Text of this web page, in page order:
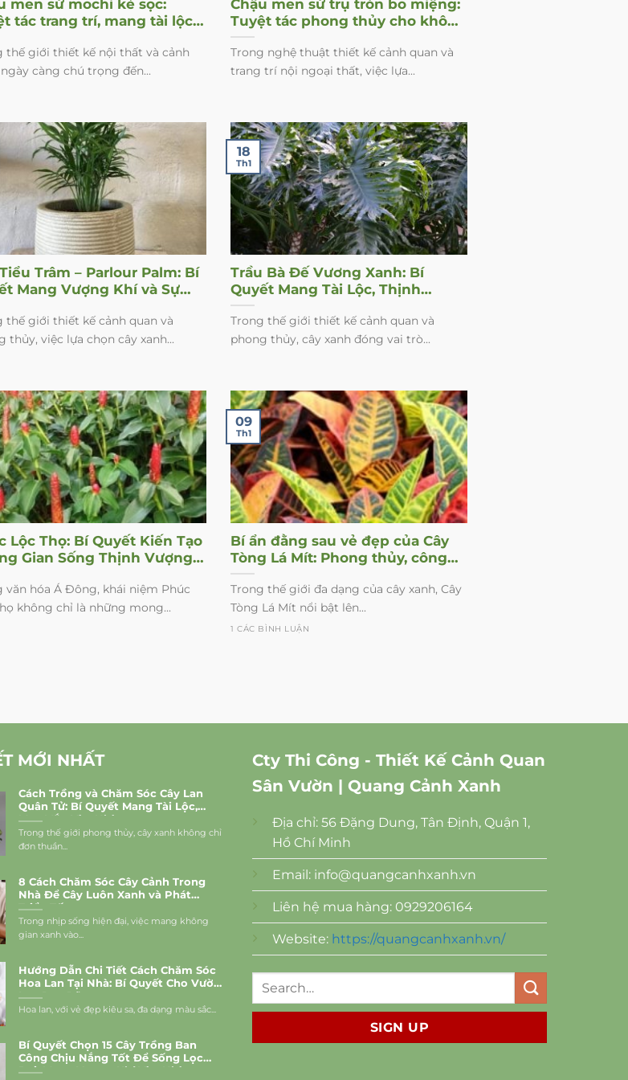
men sứ mochi kẻ sọc:
tác trang trí, mang tài lộc
thế giới thiết kế nội thất và cảnh
càng chú trọng đến...
Chậu men sứ trụ tròn bo miệng:
Tuyệt tác phong thủy cho không
gian sống
Trong nghệ thuật thiết kế cảnh quan và
trang trí nội ngoại thất, việc lựa...
Trâm – Parlour Palm: Bí
Mang Vượng Khí và Sự
Lọc Cho Ngôi Nhà Của
thế giới thiết kế cảnh quan và
thủy, việc lựa chọn cây xanh...
Trầu Bà Đế Vương Xanh: Bí
Quyết Mang Tài Lộc, Thịnh
Vượng Vào Không Gian Sống
Của Bạn
Trong thế giới thiết kế cảnh quan và
phong thủy, cây xanh đóng vai trò...
18
Th1
Lộc Thọ: Bí Quyết Kiến Tạo
Gian Sống Thịnh Vượng
Xanh Phong Thủy
văn hóa Á Đông, khái niệm Phúc
không chỉ là những mong...
Bí ẩn đằng sau vẻ đẹp của Cây
Tòng Lá Mít: Phong thủy, công
dụng và cách chăm sóc
Trong thế giới đa dạng của cây xanh, Cây
Tòng Lá Mít nổi bật lên...
1 CÁC BÌNH LUẬN
09
Th1
MỚI NHẤT
Cách Trồng và Chăm Sóc Cây Lan
Quân Tử: Bí Quyết Mang Tài Lộc,
May Mắn Vào Nhà
Trong thế giới phong thủy, cây xanh không chỉ
đơn thuần...
8 Cách Chăm Sóc Cây Cảnh Trong
Nhà Để Cây Luôn Xanh và Phát
Triển Tốt
Trong nhịp sống hiện đại, việc mang không
gian xanh vào...
Hướng Dẫn Chi Tiết Cách Chăm Sóc
Hoa Lan Tại Nhà: Bí Quyết Cho Vườn
Lan Rực Rỡ
Hoa lan, với vẻ đẹp kiêu sa, đa dạng màu sắc...
Bí Quyết Chọn 15 Cây Trồng Ban
Công Chịu Nắng Tốt Để Sống Lọc
Bụi, Mang Vượng Khí Vào Nhà
Cty Thi Công - Thiết Kế Cảnh Quan
Sân Vườn | Quang Cảnh Xanh
Địa chỉ: 56 Đặng Dung, Tân Định, Quận 1,
Hồ Chí Minh
Email: info@quangcanhxanh.vn
Liên hệ mua hàng: 0929206164
Website: https://quangcanhxanh.vn/
SIGN UP